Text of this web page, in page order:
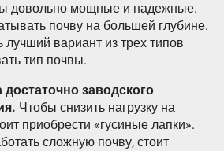
довольно мощные и надежные.
почву на большей глубине.
лучший вариант из трех типов
тип почвы.
достаточно заводского
Чтобы снизить нагрузку на
приобрести «гусиные лапки».
сложную почву, стоит